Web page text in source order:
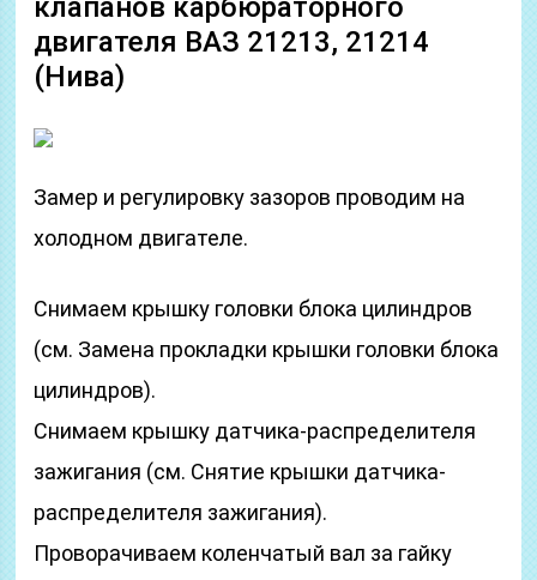
клапанов карбюраторного
двигателя ВАЗ 21213, 21214
(Нива)
Замер и регулировку зазоров проводим на
холодном двигателе.
Снимаем крышку головки блока цилиндров
(см. Замена прокладки крышки головки блока
цилиндров).
Снимаем крышку датчика-распределителя
зажигания (см. Снятие крышки датчика-
распределителя зажигания).
Проворачиваем коленчатый вал за гайку